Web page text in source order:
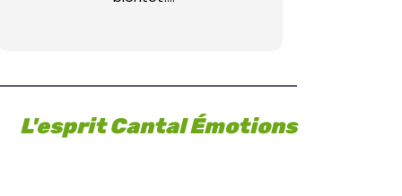
L'esprit Cantal Émotions